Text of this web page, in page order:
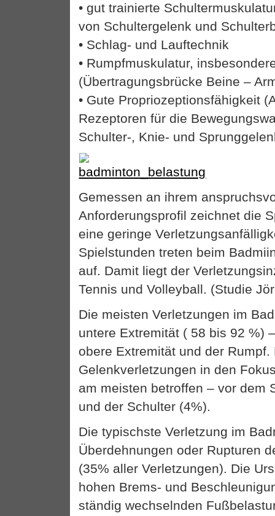
• gut trainierte
von Schultergelenk und
• Schlag- und Lauftechnik
• Rumpfmuskulatur,
(Übertragungsbrücke Beine –
• Gute Propriozeptionsfähigkeit
Rezeptoren für die
Schulter-, Knie- und
Gemessen an ihrem
Anforderungsprofil zeichnet die
eine geringe
Spielstunden treten beim
auf. Damit liegt der
Tennis und Volleyball. (Studie
Die meisten Verletzungen im
untere Extremität ( 58 bis 92 %)
obere Extremität und der
Gelenkverletzungen in den
am meisten betroffen – vor dem
und der Schulter (4%).
Die typischste Verletzung im
Überdehnungen oder Rupturen
(35% aller Verletzungen). Die
hohen Brems- und
ständig wechselnden